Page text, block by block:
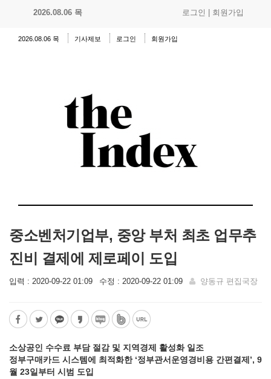
2026.08.06 목 로그인 회원가입
2026.08.06 목 기사제보 로그인 회원가입
중소벤처기업부, 중앙 부처 최초 업무추
진비 결제에 제로페이 도입
입력 : 2020-09-22 01:09 수정 : 2020-09-22 01:09 양동규 편집국장
소상공인 수수료 부담 절감 및 지역경제 활성화 일조
정부구매카드 시스템에 최적화한 ‘정부관서운영경비용 간편결제’, 9
월 23일부터 시범 도입